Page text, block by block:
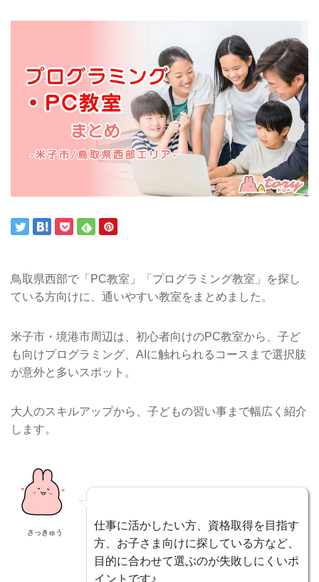
鳥取県西部で「PC教室」「プログラミング教室」を探し
ている方向けに、通いやすい教室をまとめました。
米子市・境港市周辺は、初心者向けのPC教室から、子ど
も向けプログラミング、AIに触れられるコースまで選択肢
が意外と多いスポット。
大人のスキルアップから、子どもの習い事まで幅広く紹介
します。
さっきゅう
仕事に活かしたい方、資格取得を目指す
方、お子さま向けに探している方など、
目的に合わせて選ぶのが失敗しにくいポ
イントです♪